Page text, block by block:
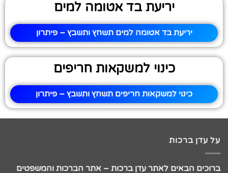
יריעת בד אטומה למים
יריעת בד אטומה למים תשחץ ותשבץ – פיתרון
כינוי למשקאות חריפים
כינוי למשקאות חריפים תשחץ ותשבץ – פיתרון
על עדן ברכות
ברוכים הבאים לאתר עדן ברכות – אתר הברכות והמשפטים